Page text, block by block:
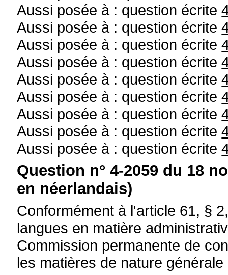
Aussi posée à : question écrite
Aussi posée à : question écrite
Aussi posée à : question écrite
Aussi posée à : question écrite
Aussi posée à : question écrite
Aussi posée à : question écrite
Aussi posée à : question écrite
Aussi posée à : question écrite
Aussi posée à : question écrite
Question n° 4-2059 du 18
en néerlandais)
Conformément à l'article 61, §
langues en matière
Commission permanente de
les matières de nature